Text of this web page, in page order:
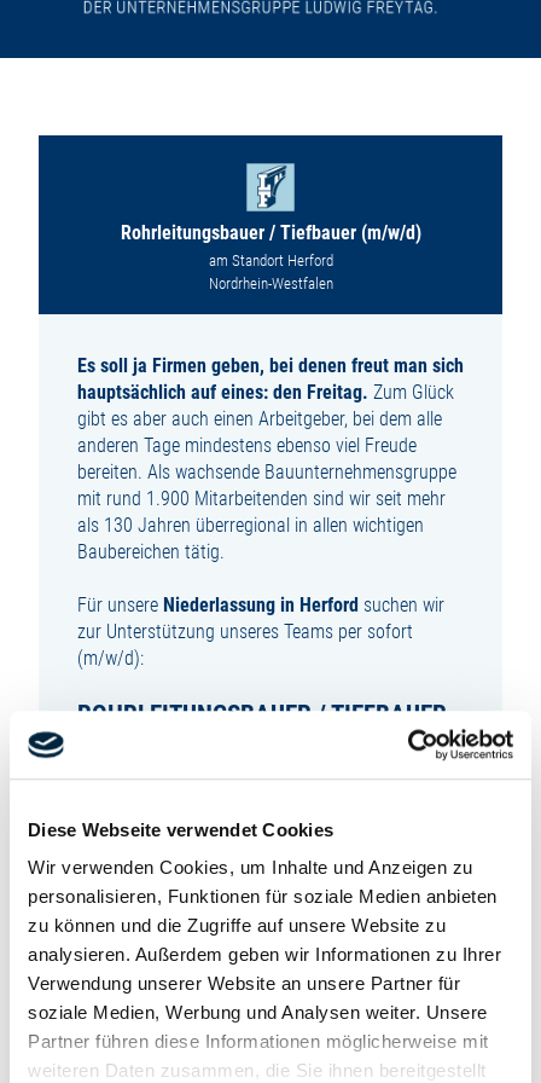
Diese Webseite verwendet Cookies
Wir verwenden Cookies, um Inhalte und Anzeigen zu
personalisieren, Funktionen für soziale Medien anbieten
zu können und die Zugriffe auf unsere Website zu
analysieren. Außerdem geben wir Informationen zu Ihrer
Verwendung unserer Website an unsere Partner für
soziale Medien, Werbung und Analysen weiter. Unsere
Partner führen diese Informationen möglicherweise mit
weiteren Daten zusammen, die Sie ihnen bereitgestellt
Rohrleitungsbauer / Tiefbauer (m/w/d)
am Standort Herford
Nordrhein-Westfalen
Es soll ja Firmen geben, bei denen freut man sich
hauptsächlich auf eines: den Freitag. Zum Glück
gibt es aber auch einen Arbeitgeber, bei dem alle
anderen Tage mindestens ebenso viel Freude
bereiten. Als wachsende Bauunternehmensgruppe
mit rund 1.900 Mitarbeitenden sind wir seit mehr
als 130 Jahren überregional in allen wichtigen
Baubereichen tätig.
Für unsere Niederlassung in Herford suchen wir
zur Unterstützung unseres Teams per sofort
(m/w/d):
ROHRLEITUNGSBAUER / TIEFBAUER
IHRE AUFGABEN:
Sie führen eigenständig Arbeiten im Rohrnetz-
und Rohrleitungsbau durch
Sie montieren Rohrleitungen fachgerecht und
zuverlässig
Sie bereiten Rohrleitungen aus PE und/oder
Stahl vor und bearbeiten diese
Sie montieren und demontieren
Rohrleitungssysteme und Baugruppen nach